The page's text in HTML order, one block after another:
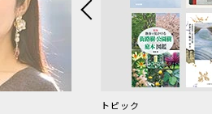
トピック